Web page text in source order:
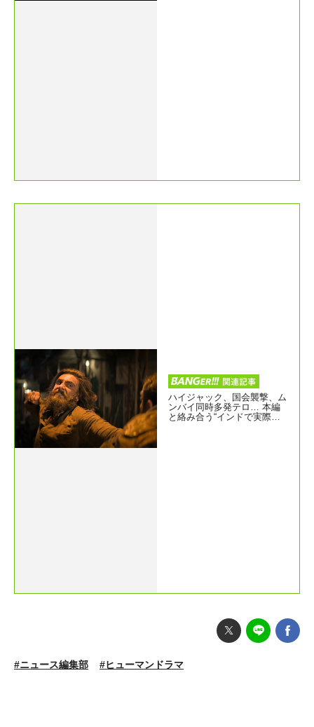
ハイジャック、国会襲撃、ム
ンバイ同時多発テロ… 本編
と絡み合う“インドで実際に
#ニュース編集部 #ヒューマンドラマ